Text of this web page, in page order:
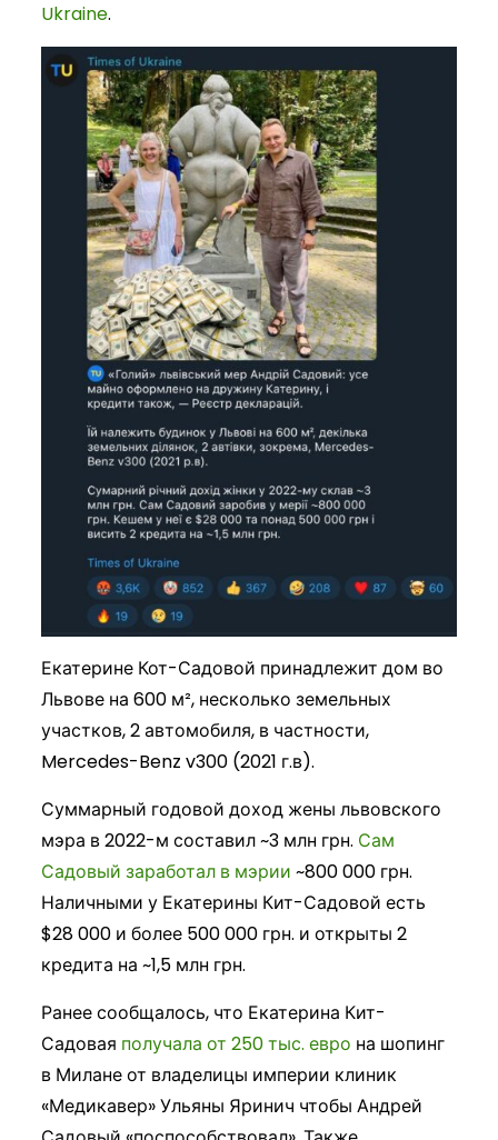
Ukraine.
Екатерине Кот-Садовой принадлежит дом во
Львове на 600 м², несколько земельных
участков, 2 автомобиля, в частности,
Mercedes-Benz v300 (2021 г.в).
Суммарный годовой доход жены львовского
мэра в 2022-м составил ~3 млн грн. Сам
Садовый заработал в мэрии ~800 000 грн.
Наличными у Екатерины Кит-Садовой есть
$28 000 и более 500 000 грн. и открыты 2
кредита на ~1,5 млн грн.
Ранее сообщалось, что Екатерина Кит-
Садовая получала от 250 тыс. евро на шопинг
в Милане от владелицы империи клиник
«Медикавер» Ульяны Яринич чтобы Андрей